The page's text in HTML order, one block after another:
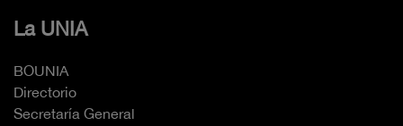
La UNIA
BOUNIA
Directorio
Secretaría General